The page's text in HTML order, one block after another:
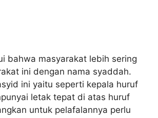
bahwa masyarakat lebih sering
ini dengan nama syaddah.
ini yaitu seperti kepala huruf
letak tepat di atas huruf
untuk pelafalannya perlu